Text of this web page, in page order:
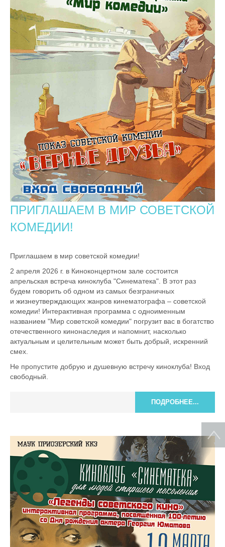
ПРИГЛАШАЕМ В МИР СОВЕТСКОЙ
КОМЕДИИ!
Приглашаем в мир советской комедии!
2 апреля 2026 г. в Киноконцертном зале состоится
апрельская встреча киноклуба "Синематека". В этот раз
будем говорить об одном из самых безграничных
и жизнеутверждающих жанров кинематографа – советской
комедии! Интерактивная программа с одноименным
названием "Мир советской комедии" погрузит вас в богатство
отечественного кинонаследия и напомнит, насколько
актуальным и целительным может быть добрый, искренний
смех.
Не пропустите добрую и душевную встречу киноклуба! Вход
свободный.
ПОДРОБНЕЕ...